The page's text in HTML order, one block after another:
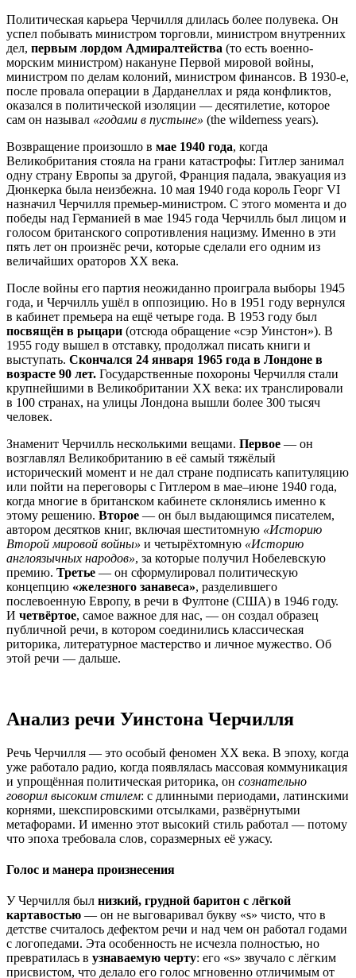
Политическая карьера Черчилля длилась более полувека. Он
успел побывать министром торговли, министром внутренних
дел, первым лордом Адмиралтейства (то есть военно-
морским министром) накануне Первой мировой войны,
министром по делам колоний, министром финансов. В 1930-е,
после провала операции в Дарданеллах и ряда конфликтов,
оказался в политической изоляции — десятилетие, которое
сам он называл «годами в пустыне» (the wilderness years).
Возвращение произошло в мае 1940 года, когда
Великобритания стояла на грани катастрофы: Гитлер занимал
одну страну Европы за другой, Франция падала, эвакуация из
Дюнкерка была неизбежна. 10 мая 1940 года король Георг VI
назначил Черчилля премьер-министром. С этого момента и до
победы над Германией в мае 1945 года Черчилль был лицом и
голосом британского сопротивления нацизму. Именно в эти
пять лет он произнёс речи, которые сделали его одним из
величайших ораторов XX века.
После войны его партия неожиданно проиграла выборы 1945
года, и Черчилль ушёл в оппозицию. Но в 1951 году вернулся
в кабинет премьера на ещё четыре года. В 1953 году был
посвящён в рыцари (отсюда обращение «сэр Уинстон»). В
1955 году вышел в отставку, продолжал писать книги и
выступать. Скончался 24 января 1965 года в Лондоне в
возрасте 90 лет. Государственные похороны Черчилля стали
крупнейшими в Великобритании XX века: их транслировали
в 100 странах, на улицы Лондона вышли более 300 тысяч
человек.
Знаменит Черчилль несколькими вещами. Первое — он
возглавлял Великобританию в её самый тяжёлый
исторический момент и не дал стране подписать капитуляцию
или пойти на переговоры с Гитлером в мае–июне 1940 года,
когда многие в британском кабинете склонялись именно к
этому решению. Второе — он был выдающимся писателем,
автором десятков книг, включая шеститомную «Историю
Второй мировой войны» и четырёхтомную «Историю
англоязычных народов», за которые получил Нобелевскую
премию. Третье — он сформулировал политическую
концепцию «железного занавеса», разделившего
послевоенную Европу, в речи в Фултоне (США) в 1946 году.
И четвёртое, самое важное для нас, — он создал образец
публичной речи, в котором соединились классическая
риторика, литературное мастерство и личное мужество. Об
этой речи — дальше.
Анализ речи Уинстона Черчилля
Речь Черчилля — это особый феномен XX века. В эпоху, когда
уже работало радио, когда появлялась массовая коммуникация
и упрощённая политическая риторика, он сознательно
говорил высоким стилем: с длинными периодами, латинскими
корнями, шекспировскими отсылками, развёрнутыми
метафорами. И именно этот высокий стиль работал — потому
что эпоха требовала слов, соразмерных её ужасу.
Голос и манера произнесения
У Черчилля был низкий, грудной баритон с лёгкой
картавостью — он не выговаривал букву «s» чисто, что в
детстве считалось дефектом речи и над чем он работал годами
с логопедами. Эта особенность не исчезла полностью, но
превратилась в узнаваемую черту: его «s» звучало с лёгким
присвистом, что делало его голос мгновенно отличимым от